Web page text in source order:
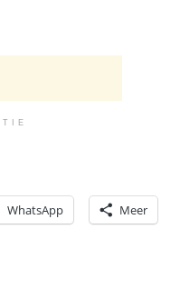
WhatsApp Meer